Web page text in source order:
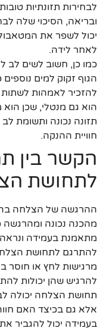
לבחירות תזונתיות
ובריאה, הסיכוי שלה
יכול לשפר את
לאחר לידה.
כמו כן, חשוב לשים לב
הגוף זקוק למים נוספים
להזכיר לאמהות לשתות
הוא גם מנטלי, שכן הוא
תזונה נכונה ותשומת
חוויית ההנקה.
הקשר בין
לתחושת
ההרגשה של הצלחה
מהכנה נכונה
מתאמנת בעמידה
להתרגם לתחושת
מרגישות לחץ או חוסר
להרגיש שהן יכולות
תחושת הצלחה יכולה
אלא גם בכיצד האם
בעמידה יכול להגביר